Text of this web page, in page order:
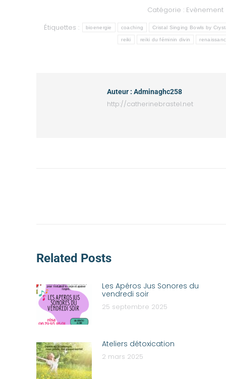
Catégorie : Evènement
Étiquettes :
bioenergie coaching Cristal Singing Bowls by
reiki reiki du féminin divin
Auteur : Adminaghc258
http://catherinebrastel.net
Related Posts
Les Apéros Jus Sonores du
vendredi soir
25 septembre 2025
Ateliers détoxication
2 mars 2025